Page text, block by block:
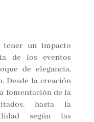
un impacto
de los eventos
de elegancia,
Desde la creación
fomentación de la
hasta la
según las